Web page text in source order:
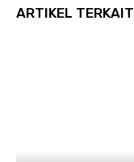
ARTIKEL TERKAIT